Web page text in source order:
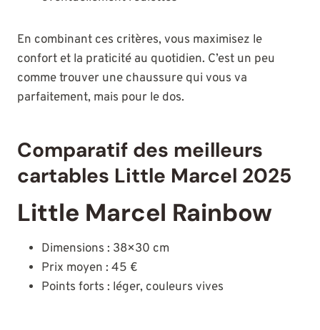
En combinant ces critères, vous maximisez le
confort et la praticité au quotidien. C’est un peu
comme trouver une chaussure qui vous va
parfaitement, mais pour le dos.
Comparatif des meilleurs
cartables Little Marcel 2025
Little Marcel Rainbow
Dimensions : 38×30 cm
Prix moyen : 45 €
Points forts : léger, couleurs vives